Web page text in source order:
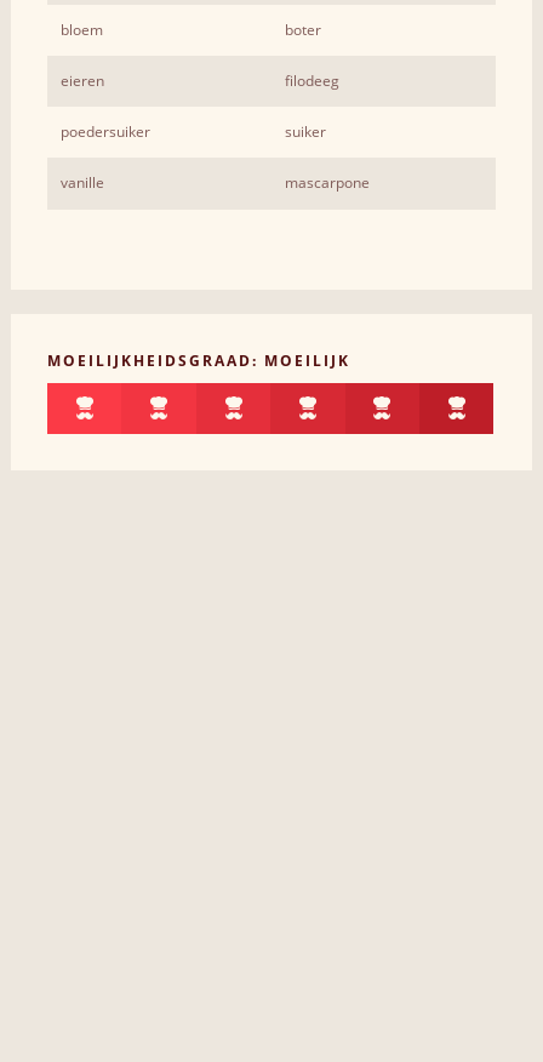
bloem boter
eieren filodeeg
poedersuiker suiker
vanille mascarpone
MOEILIJKHEIDSGRAAD: MOEILIJK